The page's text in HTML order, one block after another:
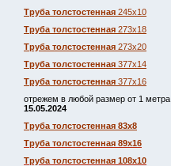
Труба толстостенная 245х10
Труба толстостенная 273х18
Труба толстостенная 273х20
Труба толстостенная 377х14
Труба толстостенная 377х16
отрежем в любой размер от 1 метра
15.05.2024
Труба толстостенная 83х8
Труба толстостенная 89х16
Труба толстостенная 108х10